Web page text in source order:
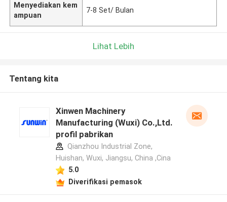
Menyediakan kem
ampuan
7-8 Set/ Bulan
Lihat Lebih
Tentang kita
Xinwen Machinery
Manufacturing (Wuxi) Co.,Ltd.
profil pabrikan
Qianzhou Industrial Zone,
Huishan, Wuxi, Jiangsu, China ,Cina
5.0
Diverifikasi pemasok